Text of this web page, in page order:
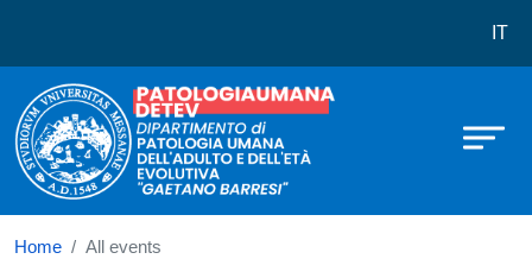
Dipartimento di Patologia UmanaIT
Home All events